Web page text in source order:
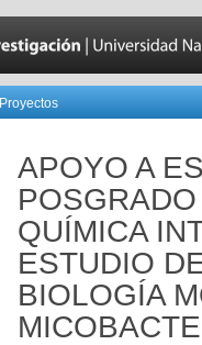
Proyectos
APOYO A
QUÍMICA
ESTUDIO
BIOLOGÍA